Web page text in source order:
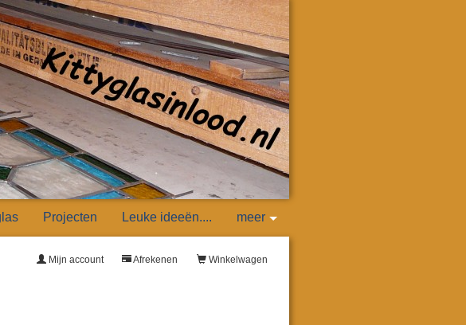
Projecten Leuke ideeën.... meer
Winkelwagen
Afrekenen
Mijn account